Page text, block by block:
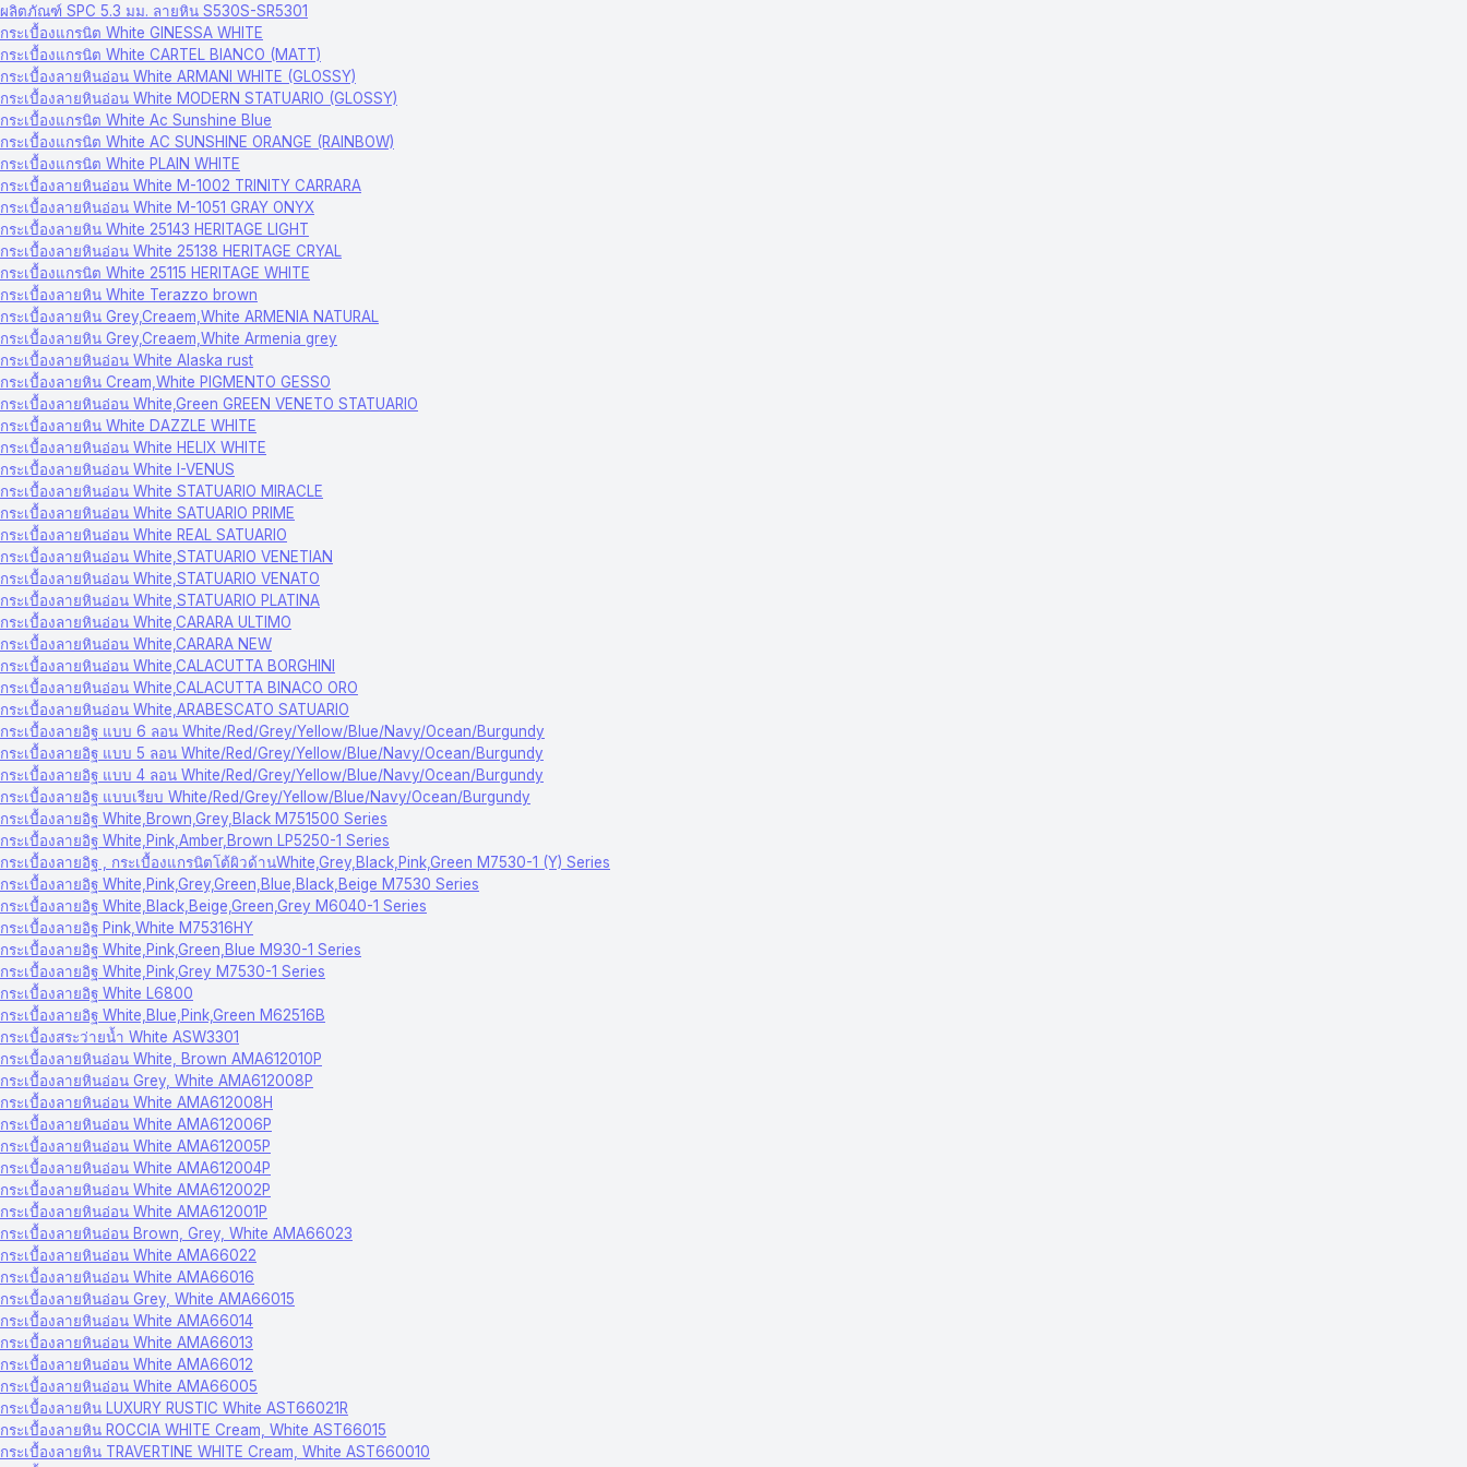
ผลิตภัณฑ์ SPC 5.3 มม. ลายหิน S530S-SR5301
กระเบื้องแกรนิต White GINESSA WHITE
กระเบื้องแกรนิต White CARTEL BIANCO (MATT)
กระเบื้องลายหินอ่อน White ARMANI WHITE (GLOSSY)
กระเบื้องลายหินอ่อน White MODERN STATUARIO (GLOSSY)
กระเบื้องแกรนิต White Ac Sunshine Blue
กระเบื้องแกรนิต White AC SUNSHINE ORANGE (RAINBOW)
กระเบื้องแกรนิต White PLAIN WHITE
กระเบื้องลายหินอ่อน White M-1002 TRINITY CARRARA
กระเบื้องลายหินอ่อน White M-1051 GRAY ONYX
กระเบื้องลายหิน White 25143 HERITAGE LIGHT
กระเบื้องลายหินอ่อน White 25138 HERITAGE CRYAL
กระเบื้องแกรนิต White 25115 HERITAGE WHITE
กระเบื้องลายหิน White Terazzo brown
กระเบื้องลายหิน Grey,Creaem,White ARMENIA NATURAL
กระเบื้องลายหิน Grey,Creaem,White Armenia grey
กระเบื้องลายหินอ่อน White Alaska rust
กระเบื้องลายหิน Cream,White PIGMENTO GESSO
กระเบื้องลายหินอ่อน White,Green GREEN VENETO STATUARIO
กระเบื้องลายหิน White DAZZLE WHITE
กระเบื้องลายหินอ่อน White HELIX WHITE
กระเบื้องลายหินอ่อน White I-VENUS
กระเบื้องลายหินอ่อน White STATUARIO MIRACLE
กระเบื้องลายหินอ่อน White SATUARIO PRIME
กระเบื้องลายหินอ่อน White REAL SATUARIO
กระเบื้องลายหินอ่อน White,STATUARIO VENETIAN
กระเบื้องลายหินอ่อน White,STATUARIO VENATO
กระเบื้องลายหินอ่อน White,STATUARIO PLATINA
กระเบื้องลายหินอ่อน White,CARARA ULTIMO
กระเบื้องลายหินอ่อน White,CARARA NEW
กระเบื้องลายหินอ่อน White,CALACUTTA BORGHINI
กระเบื้องลายหินอ่อน White,CALACUTTA BINACO ORO
กระเบื้องลายหินอ่อน White,ARABESCATO SATUARIO
กระเบื้องลายอิฐ แบบ 6 ลอน White/Red/Grey/Yellow/Blue/Navy/Ocean/Burgundy
กระเบื้องลายอิฐ แบบ 5 ลอน White/Red/Grey/Yellow/Blue/Navy/Ocean/Burgundy
กระเบื้องลายอิฐ แบบ 4 ลอน White/Red/Grey/Yellow/Blue/Navy/Ocean/Burgundy
กระเบื้องลายอิฐ แบบเรียบ White/Red/Grey/Yellow/Blue/Navy/Ocean/Burgundy
กระเบื้องลายอิฐ White,Brown,Grey,Black M751500 Series
กระเบื้องลายอิฐ White,Pink,Amber,Brown LP5250-1 Series
กระเบื้องลายอิฐ , กระเบื้องแกรนิตโต้ผิวด้านWhite,Grey,Black,Pink,Green M7530-1 (Y) Series
กระเบื้องลายอิฐ White,Pink,Grey,Green,Blue,Black,Beige M7530 Series
กระเบื้องลายอิฐ White,Black,Beige,Green,Grey M6040-1 Series
กระเบื้องลายอิฐ Pink,White M75316HY
กระเบื้องลายอิฐ White,Pink,Green,Blue M930-1 Series
กระเบื้องลายอิฐ White,Pink,Grey M7530-1 Series
กระเบื้องลายอิฐ White L6800
กระเบื้องลายอิฐ White,Blue,Pink,Green M62516B
กระเบื้องสระว่ายน้ำ White ASW3301
กระเบื้องลายหินอ่อน White, Brown AMA612010P
กระเบื้องลายหินอ่อน Grey, White AMA612008P
กระเบื้องลายหินอ่อน White AMA612008H
กระเบื้องลายหินอ่อน White AMA612006P
กระเบื้องลายหินอ่อน White AMA612005P
กระเบื้องลายหินอ่อน White AMA612004P
กระเบื้องลายหินอ่อน White AMA612002P
กระเบื้องลายหินอ่อน White AMA612001P
กระเบื้องลายหินอ่อน Brown, Grey, White AMA66023
กระเบื้องลายหินอ่อน White AMA66022
กระเบื้องลายหินอ่อน White AMA66016
กระเบื้องลายหินอ่อน Grey, White AMA66015
กระเบื้องลายหินอ่อน White AMA66014
กระเบื้องลายหินอ่อน White AMA66013
กระเบื้องลายหินอ่อน White AMA66012
กระเบื้องลายหินอ่อน White AMA66005
กระเบื้องลายหิน LUXURY RUSTIC White AST66021R
กระเบื้องลายหิน ROCCIA WHITE Cream, White AST66015
กระเบื้องลายหิน TRAVERTINE WHITE Cream, White AST660010